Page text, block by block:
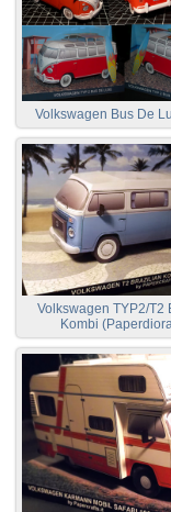
Volkswagen Bus De
Volkswagen TYP2/T2
Kombi